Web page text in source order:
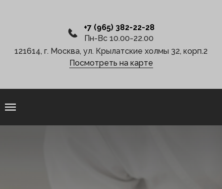
+7 (965) 382-22-28
Пн-Вс 10.00-22.00
121614, г. Москва, ул. Крылатcкие холмы 32, корп.2
Посмотреть на карте